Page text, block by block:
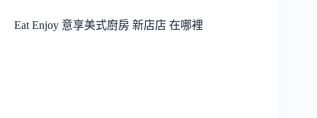
Eat Enjoy 意享美式廚房 新店店 在哪裡